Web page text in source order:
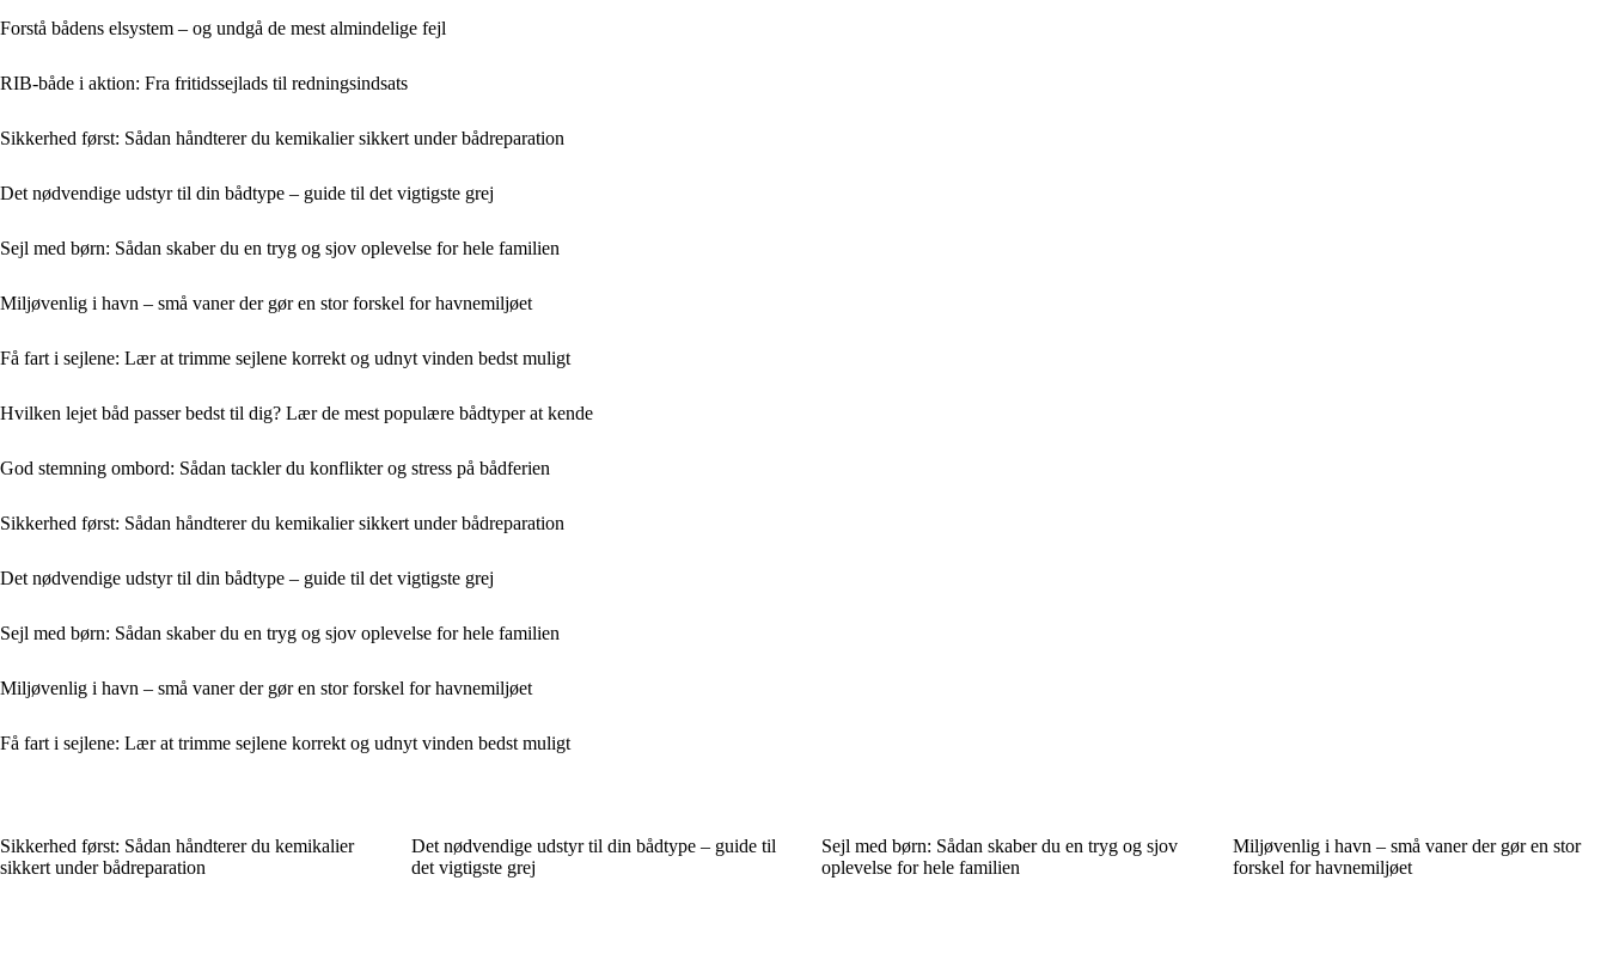
Forstå bådens elsystem – og undgå de mest almindelige fejl
RIB-både i aktion: Fra fritidssejlads til redningsindsats
Sikkerhed først: Sådan håndterer du kemikalier sikkert under bådreparation
Det nødvendige udstyr til din bådtype – guide til det vigtigste grej
Sejl med børn: Sådan skaber du en tryg og sjov oplevelse for hele familien
Miljøvenlig i havn – små vaner der gør en stor forskel for havnemiljøet
Få fart i sejlene: Lær at trimme sejlene korrekt og udnyt vinden bedst muligt
Hvilken lejet båd passer bedst til dig? Lær de mest populære bådtyper at kende
God stemning ombord: Sådan tackler du konflikter og stress på bådferien
Sikkerhed først: Sådan håndterer du kemikalier sikkert under bådreparation
Det nødvendige udstyr til din bådtype – guide til det vigtigste grej
Sejl med børn: Sådan skaber du en tryg og sjov oplevelse for hele familien
Miljøvenlig i havn – små vaner der gør en stor forskel for havnemiljøet
Få fart i sejlene: Lær at trimme sejlene korrekt og udnyt vinden bedst muligt
Sikkerhed først: Sådan håndterer du kemikalier
sikkert under bådreparation
Det nødvendige udstyr til din bådtype – guide til
det vigtigste grej
Sejl med børn: Sådan skaber du en tryg og sjov
oplevelse for hele familien
Miljøvenlig i havn – små vaner der gør en stor
forskel for havnemiljøet